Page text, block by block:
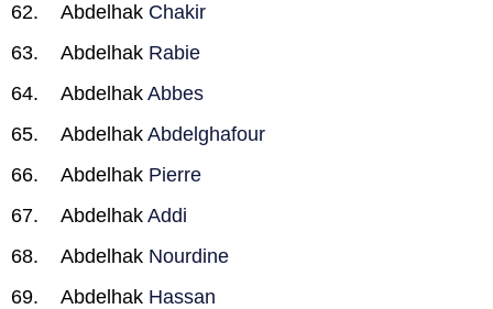
Abdelhak Chakir
Abdelhak Rabie
Abdelhak Abbes
Abdelhak Abdelghafour
Abdelhak Pierre
Abdelhak Addi
Abdelhak Nourdine
Abdelhak Hassan